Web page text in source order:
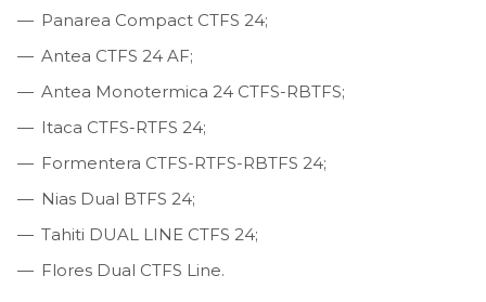
Panarea Compact CTFS 24;
Antea CTFS 24 AF;
Antea Monotermica 24 CTFS-RBTFS;
Itaca CTFS-RTFS 24;
Formentera CTFS-RTFS-RBTFS 24;
Nias Dual BTFS 24;
Tahiti DUAL LINE CTFS 24;
Flores Dual CTFS Line.